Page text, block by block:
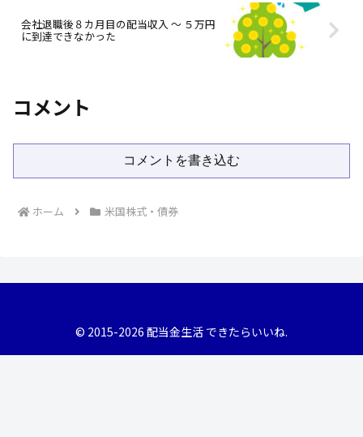
会社退職後８カ月目の配当収入 ～ ５万円
に到達できなかった
コメント
コメントを書き込む
ホーム 米国株式・債券
© 2015-2026 配当金生活 できたらいいね.